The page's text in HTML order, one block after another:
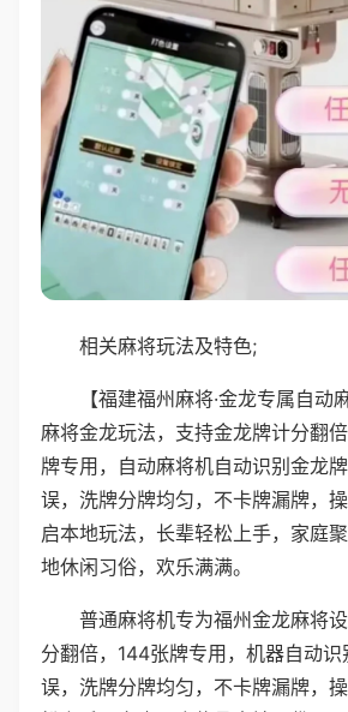
相关麻将玩法及特色;
【福建福州麻将·金龙专属自动
麻将金龙玩法，支持金龙牌计分翻
牌专用，自动麻将机自动识别金龙
误，洗牌分牌均匀，不卡牌漏牌，
启本地玩法，长辈轻松上手，家庭
地休闲习俗，欢乐满满。
普通麻将机专为福州金龙麻将
分翻倍，144张牌专用，机器自动
误，洗牌分牌均匀，不卡牌漏牌，